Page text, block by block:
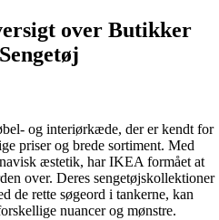
over Butikker
og interiørkæde, der er kendt for
priser og brede sortiment. Med
æstetik, har IKEA formået at
over. Deres sengetøjskollektioner
de rette søgeord i tankerne, kan
nuancer og mønstre.